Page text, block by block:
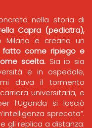
nella storia di
Capra (pediatra),
Milano e creano un
fatto come ripiego e
scelta. Sia io sia
e in ospedale,
dava il tormento
universitaria, e
l’Uganda si lasciò
sprecata”.
gli replica a distanza: